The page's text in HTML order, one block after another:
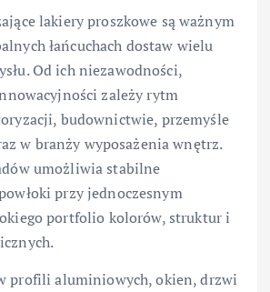
lakiery proszkowe są ważnym
łańcuchach dostaw wielu
Od ich niezawodności,
zależy rytm
budownictwie, przemyśle
w branży wyposażenia wnętrz.
umożliwia stabilne
przy jednoczesnym
portfolio kolorów, struktur i
profili aluminiowych, okien, drzwi